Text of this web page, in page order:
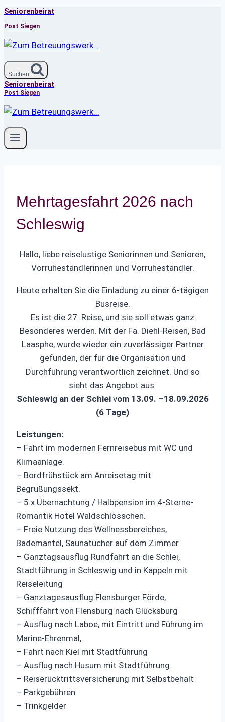
Zum
Inhalt
springen
Seniorenbeirat
Post Siegen
Suchen
Seniorenbeirat
Post Siegen
Mehrtagesfahrt 2026 nach
Schleswig
Hallo, liebe reiselustige Seniorinnen und Senioren,
Vorruheständlerinnen und Vorruheständler.
Heute erhalten Sie die Einladung zu einer 6-tägigen
Busreise.
Es ist die 27. Reise, und sie soll etwas ganz
Besonderes werden. Mit der Fa. Diehl-Reisen, Bad
Laasphe, wurde wieder ein zuverlässiger Partner
gefunden, der für die Organisation und
Durchführung verantwortlich zeichnet. Und so
sieht das Angebot aus:
Schleswig an der Schleivom 13.09. –18.09.2026
(6 Tage)
Leistungen:
– Fahrt im modernen Fernreisebus mit WC und
Klimaanlage.
– Bordfrühstück am Anreisetag mit
Begrüßungssekt.
– 5 x Übernachtung / Halbpension im 4-Sterne-
Romantik Hotel Waldschlösschen.
– Freie Nutzung des Wellnessbereiches,
Bademantel, Saunatücher auf dem Zimmer
– Ganztagsausflug Rundfahrt an die Schlei,
Stadtführung in Schleswig und in Kappeln mit
Reiseleitung
– Ganztagesausflug Flensburger Förde,
Schifffahrt von Flensburg nach Glücksburg
– Ausflug nach Laboe, mit Eintritt und Führung im
Marine-Ehrenmal,
– Fahrt nach Kiel mit Stadtführung
– Ausflug nach Husum mit Stadtführung.
– Reiserücktrittsversicherung mit Selbstbehalt
– Parkgebühren
– Trinkgelder